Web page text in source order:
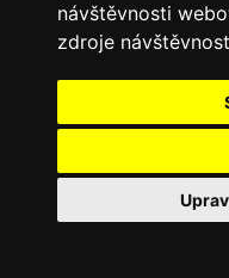
návštěvnosti
zdroje